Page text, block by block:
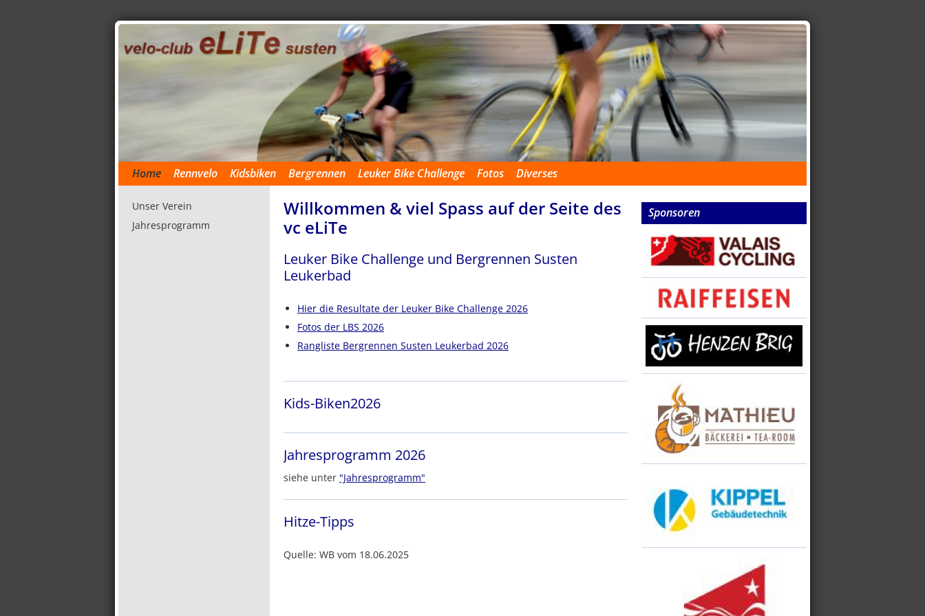
Home Rennvelo Kidsbiken Bergrennen Leuker Bike Challenge Fotos Diverses
Unser Verein
Jahresprogramm
Sponsoren
Willkommen & viel Spass auf der Seite des
vc eLiTe
Leuker Bike Challenge und Bergrennen Susten
Leukerbad
Hier die Resultate der Leuker Bike Challenge 2026
Fotos der LBS 2026
Rangliste Bergrennen Susten Leukerbad 2026
Kids-Biken2026
Jahresprogramm 2026
siehe unter "Jahresprogramm"
Hitze-Tipps
Quelle: WB vom 18.06.2025